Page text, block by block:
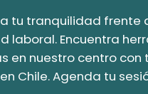
tu tranquilidad frente
laboral. Encuentra
en nuestro centro
Chile. Agenda tu